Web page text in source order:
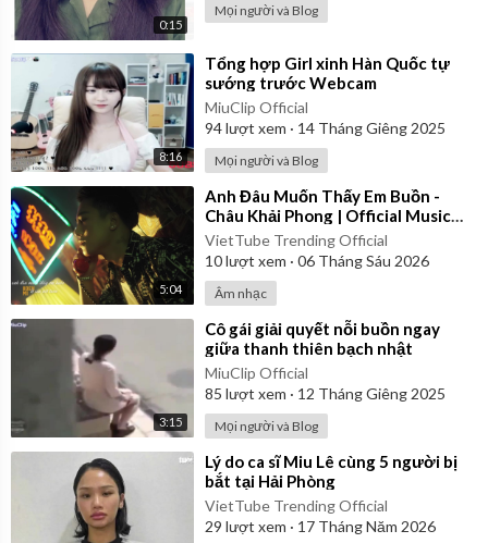
0:15
Mọi người và Blog
8:16
⁣Tổng hợp Girl xinh Hàn Quốc tự
sướng trước Webcam
MiuClip Official
94lượt xem · 14 Tháng Giêng 2025
Mọi người và Blog
5:04
⁣Anh Đâu Muốn Thấy Em Buồn -
Châu Khải Phong | Official Music
Video
VietTube Trending Official
10lượt xem · 06 Tháng Sáu 2026
Âm nhạc
3:15
⁣Cô gái giải quyết nỗi buồn ngay
giữa thanh thiên bạch nhật
MiuClip Official
85 lượt xem · 12 Tháng Giêng 2025
Mọi người và Blog
⁣Lý do ca sĩ Miu Lê cùng 5 người bị
bắt tại Hải Phòng
VietTube Trending Official
29 lượt xem · 17 Tháng Năm 2026